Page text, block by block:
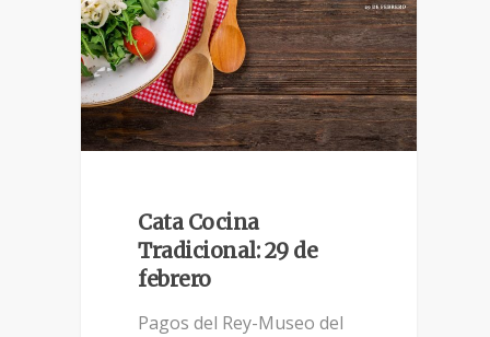
Cata Cocina
Tradicional: 29 de
febrero
Pagos del Rey-Museo del